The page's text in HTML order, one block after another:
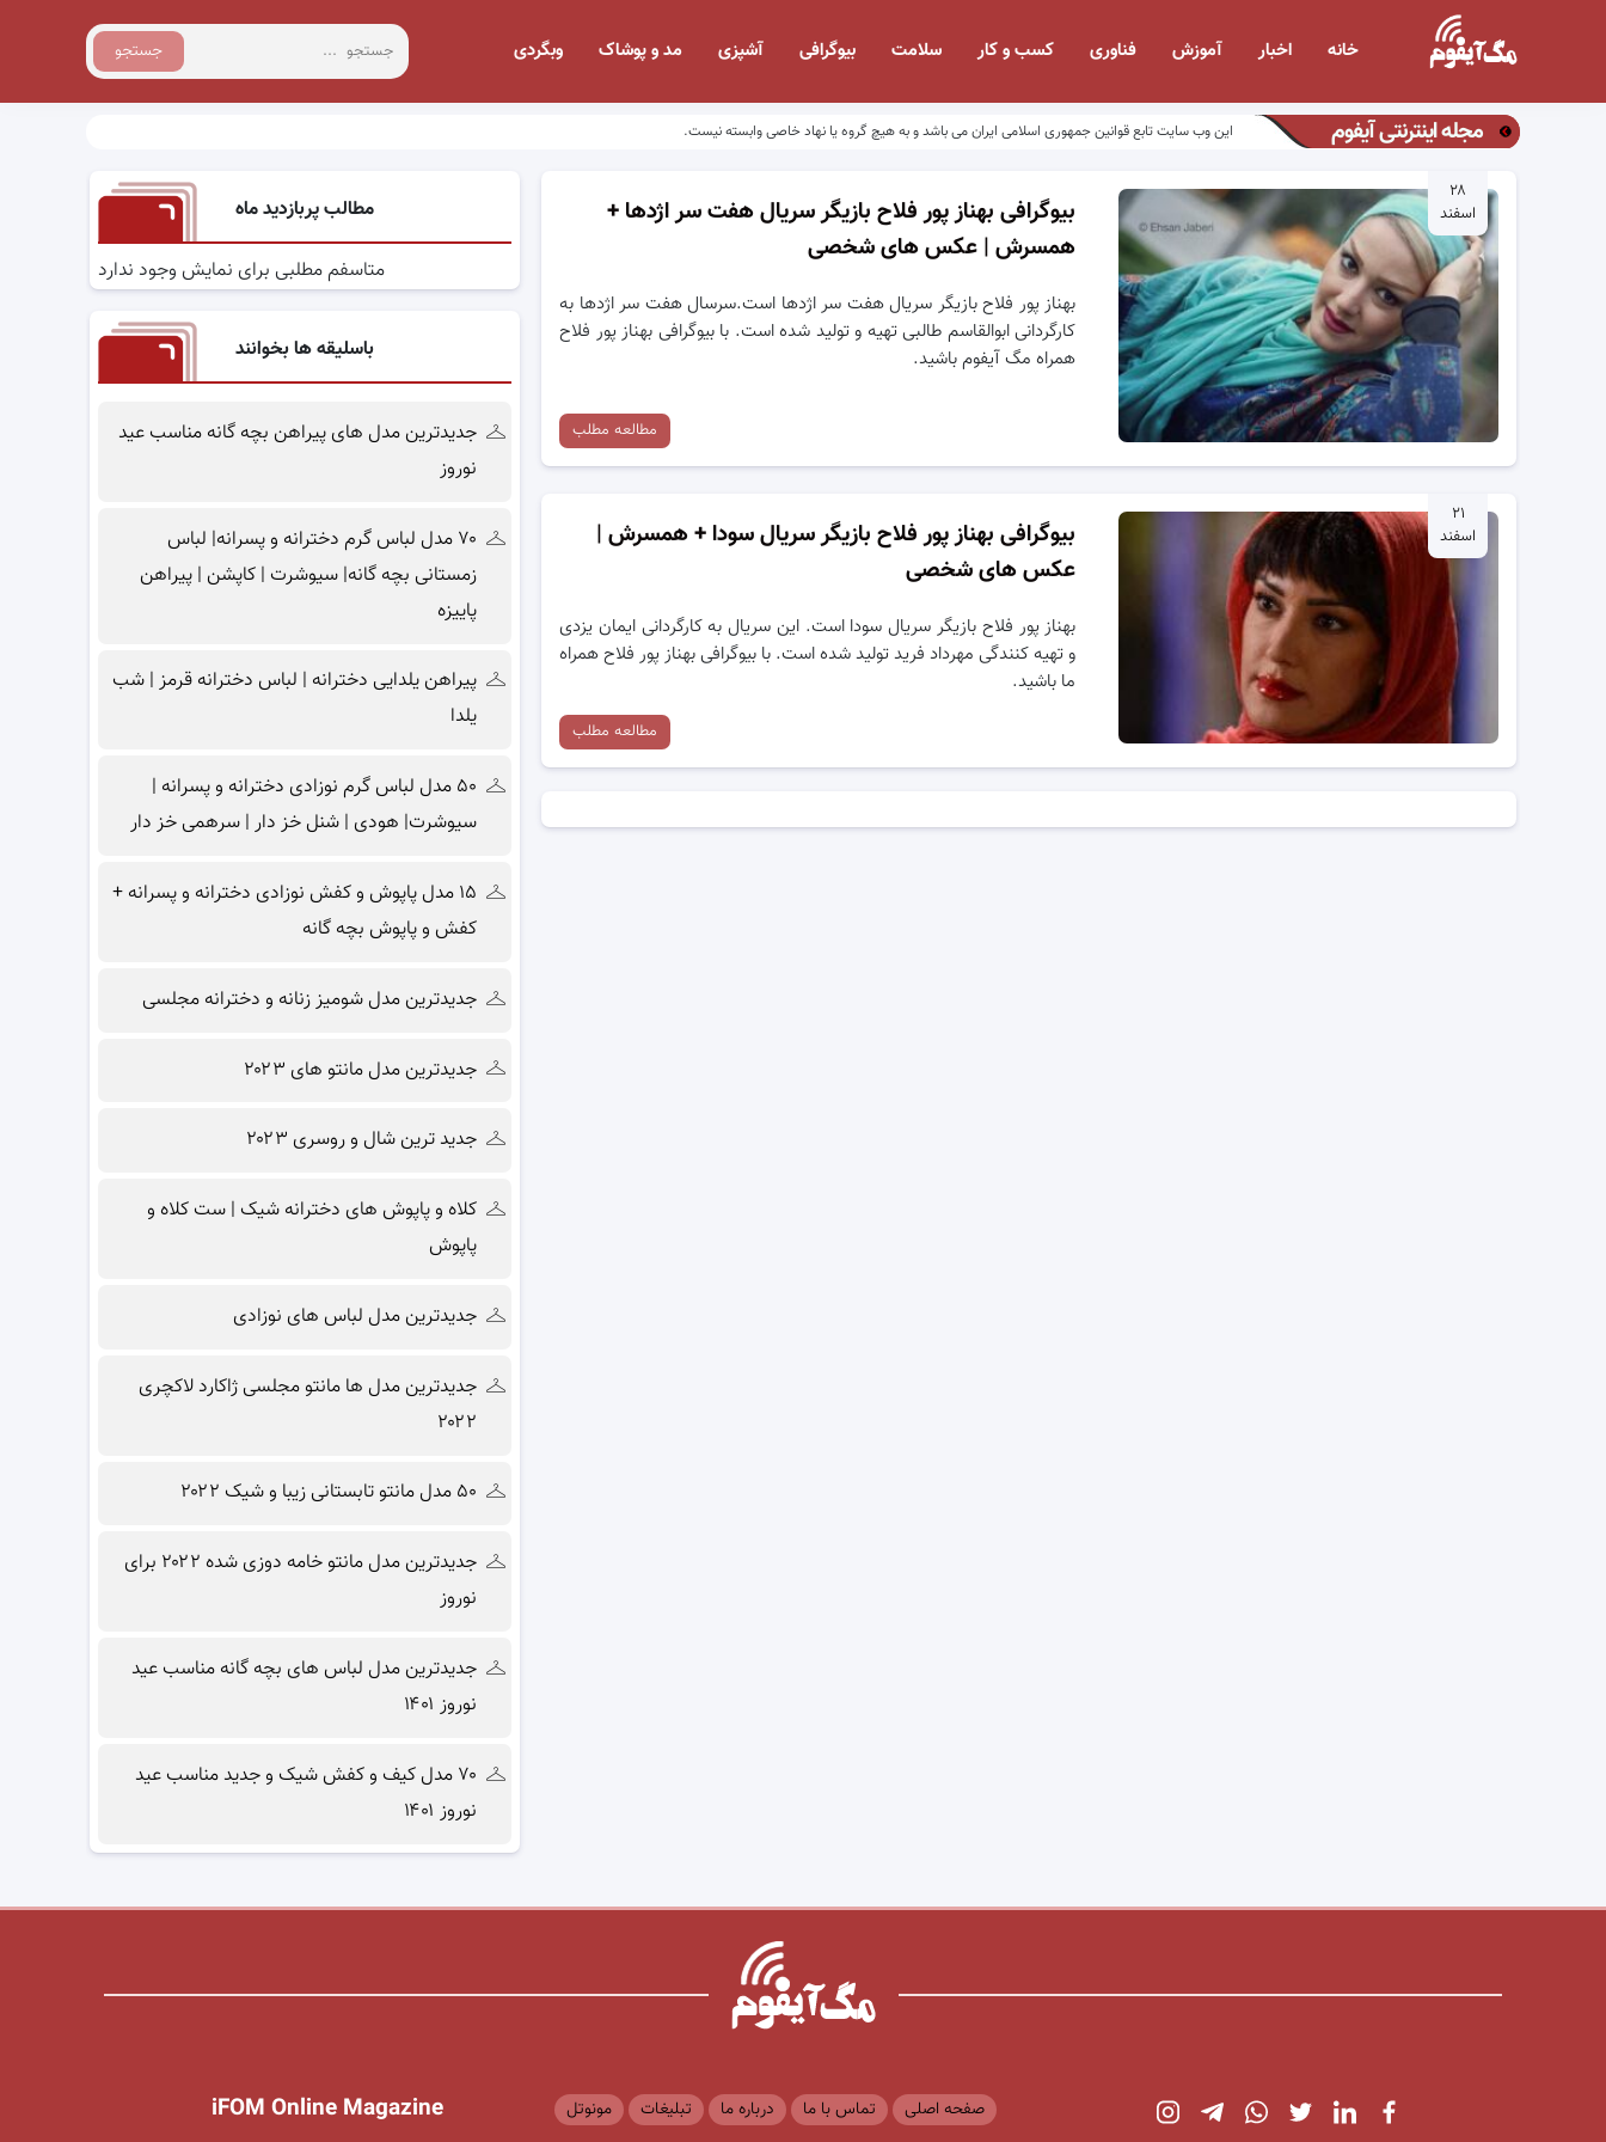
جستجو خانه اخبار آموزش فناوری کسب و کار سلامت بیوگرافی آشپزی مد و پوشاک وبگردی
مجله اینترنتی آیفوم این وب سایت تابع قوانین جمهوری اسلامی ایران می باشد و به هیچ گروه یا نهاد خاصی وابسته نیست.
۲۸
اسفند
بیوگرافی بهناز پور فلاح بازیگر سریال هفت سر اژدها +
همسرش | عکس های شخصی
بهناز پور فلاح بازیگر سریال هفت سر اژدها است.‌سرسال هفت سر اژدها به
کارگردانی ابوالقاسم طالبی تهیه و تولید شده است. با بیوگرافی بهناز پور فلاح
همراه مگ آیفوم باشید.
مطالعه مطلب
۲۱
اسفند
بیوگرافی بهناز پور فلاح بازیگر سریال سودا + همسرش |
عکس های شخصی
بهناز پور فلاح بازیگر سریال سودا است. این سریال به کارگردانی ایمان یزدی
و تهیه کنندگی مهرداد فرید تولید شده است. با بیوگرافی بهناز پور فلاح همراه
ما باشید.
مطالعه مطلب
مطالب پربازدید ماه
متاسفم مطلبی برای نمایش وجود ندارد
باسلیقه ها بخوانند
جدیدترین مدل های پیراهن بچه گانه مناسب عید
نوروز
۷۰ مدل لباس گرم دخترانه و پسرانه| لباس
زمستانی بچه گانه| سیوشرت | کاپشن | پیراهن
پاییزه
پیراهن یلدایی دخترانه | لباس دخترانه قرمز | شب
یلدا
۵۰ مدل لباس گرم نوزادی دخترانه و پسرانه |
سیوشرت| هودی | شنل خز دار | سرهمی خز دار
۱۵ مدل پاپوش و کفش نوزادی دخترانه و پسرانه +
کفش و پاپوش بچه گانه
جدیدترین مدل شومیز زنانه و دخترانه مجلسی
جدیدترین مدل مانتو های ۲۰۲۳
جدید ترین شال و روسری ۲۰۲۳
کلاه و پاپوش های دخترانه شیک | ست کلاه و
پاپوش
جدیدترین مدل لباس های نوزادی
جدیدترین مدل ها مانتو مجلسی ژاکارد لاکچری
۲۰۲۲
۵۰ مدل مانتو تابستانی زیبا و شیک ۲۰۲۲
جدیدترین مدل مانتو خامه دوزی شده ۲۰۲۲ برای
نوروز
جدیدترین مدل لباس های بچه گانه مناسب عید
نوروز ۱۴۰۱
۷۰ مدل کیف و کفش شیک و جدید مناسب عید
نوروز ۱۴۰۱
iFOM Online Magazine صفحه اصلی تماس با ما درباره ما تبلیغات مونوتل